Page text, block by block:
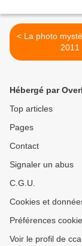
< La photo mystère - janvier
2011
Hébergé par
Top articles
Pages
Contact
Signaler un abus
C.G.U.
Cookies et
Préférences
Voir le profil de